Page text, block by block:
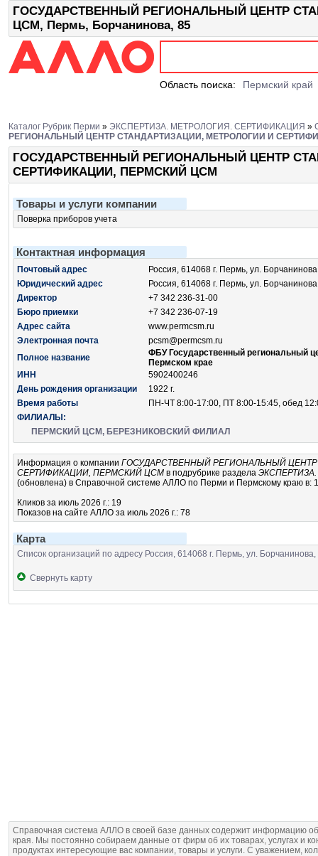
ГОСУДАРСТВЕННЫЙ РЕГИОНАЛЬНЫЙ ЦЕНТР
ЦСМ, Пермь, Борчанинова, 85
Область поиска: Пермский край
Каталог Рубрик Перми » ЭКСПЕРТИЗА. МЕТРОЛОГИЯ. СЕРТИФИКАЦИЯ »
РЕГИОНАЛЬНЫЙ ЦЕНТР СТАНДАРТИЗАЦИИ, МЕТРОЛОГИИ И
ГОСУДАРСТВЕННЫЙ РЕГИОНАЛЬНЫЙ ЦЕНТР
СЕРТИФИКАЦИИ, ПЕРМСКИЙ ЦСМ
Товары и услуги компании
Поверка приборов учета
Контактная информация
Почтовый адрес
Россия, 614068 г. Пермь, ул.
Юридический адрес
Россия, 614068 г. Пермь, ул.
Директор
+7 342 236-31-00
Бюро приемки
+7 342 236-07-19
Адрес сайта
www.permcsm.ru
Электронная почта
pcsm@permcsm.ru
Полное название
ФБУ Государственный региональный
Пермском крае
ИНН
5902400246
День рождения организации
1922 г.
Время работы
ПН-ЧТ 8:00-17:00, ПТ 8:00-15:45, обед
ФИЛИАЛЫ:
ПЕРМСКИЙ ЦСМ, БЕРЕЗНИКОВСКИЙ ФИЛИАЛ
Информация о компании ГОСУДАРСТВЕННЫЙ РЕГИОНАЛЬНЫЙ
СЕРТИФИКАЦИИ, ПЕРМСКИЙ ЦСМ в подрубрике раздела
(обновлена) в Справочной системе АЛЛО по Перми и Пермскому краю в:
Кликов за июль 2026 г.: 19
Показов на сайте АЛЛО за июль 2026 г.: 78
Карта
Список организаций по адресу Россия, 614068 г. Пермь, ул. Борчанинова,
Свернуть карту
Справочная система АЛЛО в своей базе данных содержит информацию
края. Мы постоянно собираем данные от фирм об их товарах, услугах и
продуктах интересующие вас компании, товары и услуги. С уважением,